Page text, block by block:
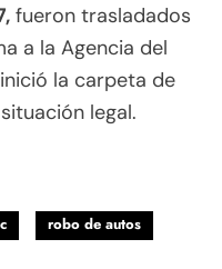
fueron trasladados
a la Agencia del
la carpeta de
legal.
robo de autos